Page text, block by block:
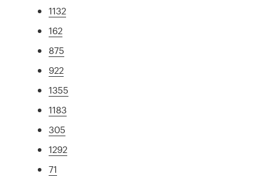
1132
162
875
922
1355
1183
305
1292
71